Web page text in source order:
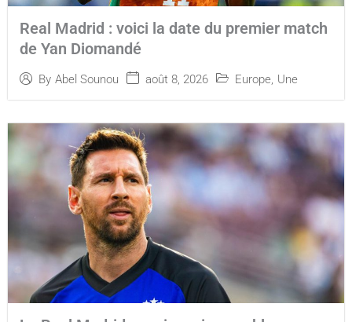
Real Madrid : voici la date du premier match
de Yan Diomandé
By Abel Sounou août 8, 2026 Europe, Une